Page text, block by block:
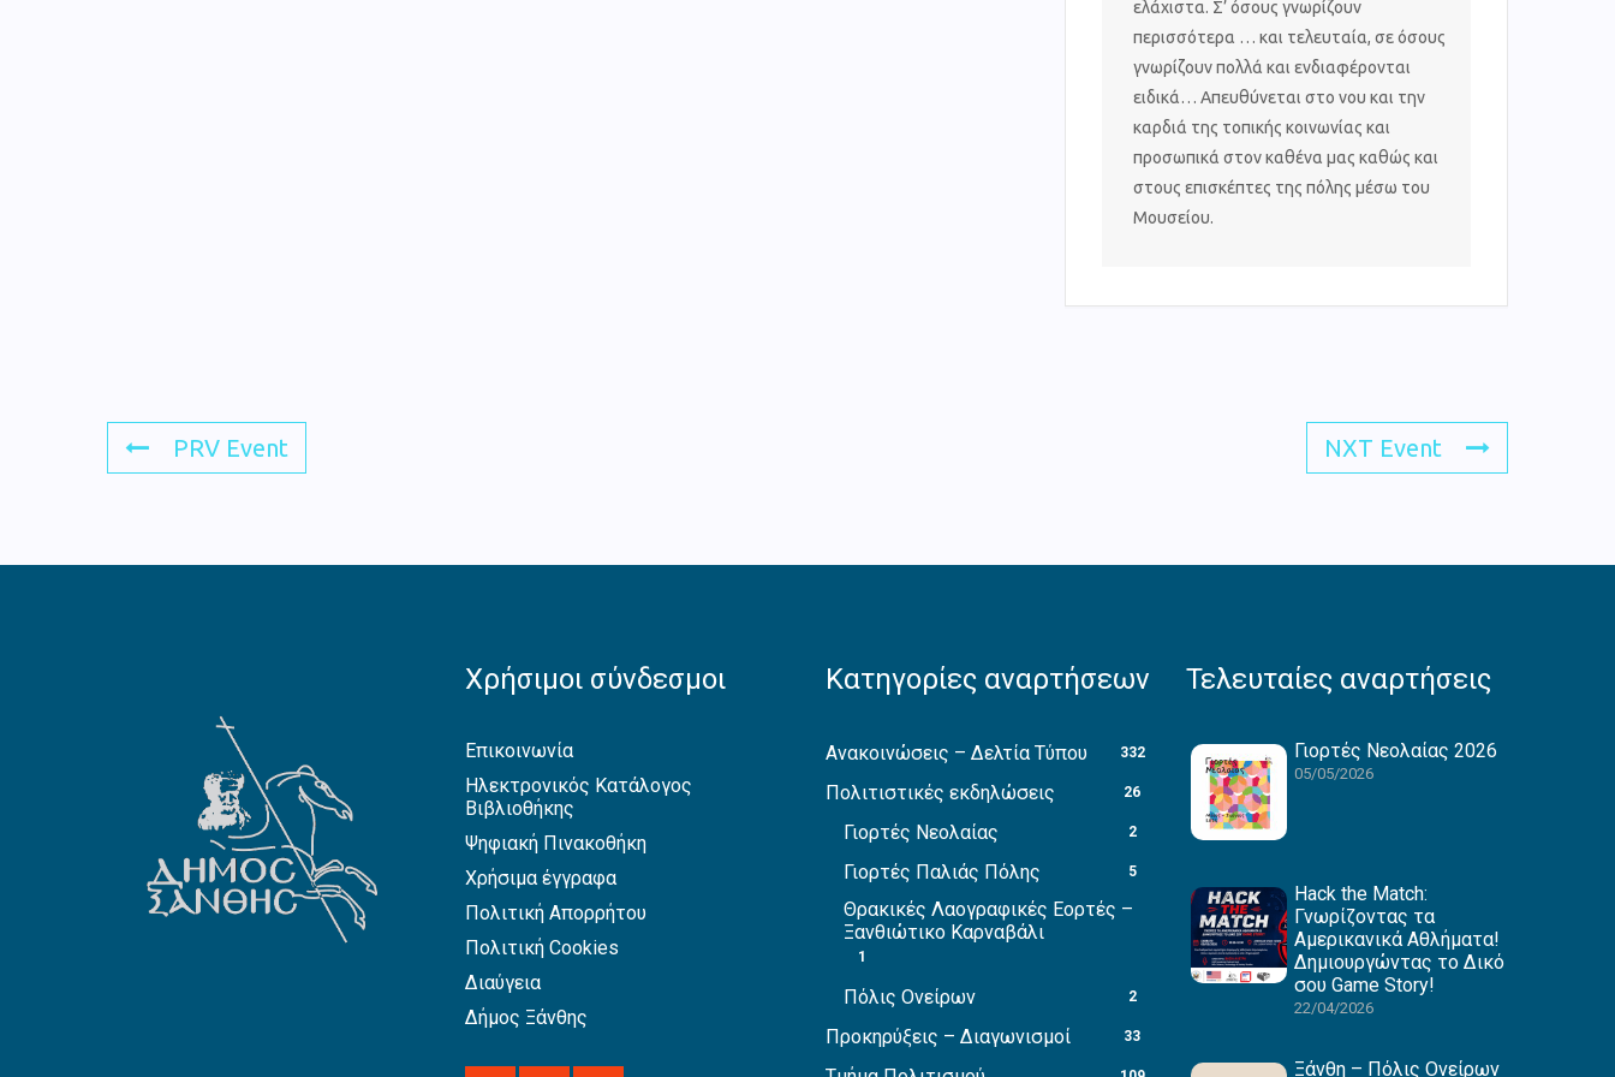
ελάχιστα. Σ’ όσους γνωρίζουν
περισσότερα … και τελευταία, σε όσους
γνωρίζουν πολλά και ενδιαφέρονται
ειδικά… Απευθύνεται στο νου και την
καρδιά της τοπικής κοινωνίας και
προσωπικά στον καθένα μας καθώς και
στους επισκέπτες της πόλης μέσω του
Μουσείου.
PRV Event NXT Event
Χρήσιμοι σύνδεσμοι
Επικοινωνία
Ηλεκτρονικός Κατάλογος
Βιβλιοθήκης
Ψηφιακή Πινακοθήκη
Χρήσιμα έγγραφα
Πολιτική Απορρήτου
Πολιτική Cookies
Διαύγεια
Δήμος Ξάνθης
Κατηγορίες αναρτήσεων
Ανακοινώσεις – Δελτία Τύπου 332
Πολιτιστικές εκδηλώσεις 26
Γιορτές Νεολαίας 2
Γιορτές Παλιάς Πόλης 5
Θρακικές Λαογραφικές Εορτές –
Ξανθιώτικο Καρναβάλι
1
Πόλις Ονείρων 2
Προκηρύξεις – Διαγωνισμοί 33
Τελευταίες αναρτήσεις
Γιορτές Νεολαίας 2026
05/05/2026
Hack the Match:
Γνωρίζοντας τα
Αμερικανικά Αθλήματα!
Δημιουργώντας το Δικό
σου Game Story!
22/04/2026
Ξάνθη – Πόλις Ονείρων